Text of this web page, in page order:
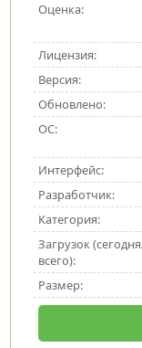
Оценка:
Лицензия:
Версия:
Обновлено:
ОС:
Интерфейс:
Разработчик:
Категория:
Загрузок
всего):
Размер: